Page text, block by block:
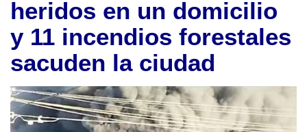
heridos en un domicilio
y 11 incendios forestales
sacuden la ciudad